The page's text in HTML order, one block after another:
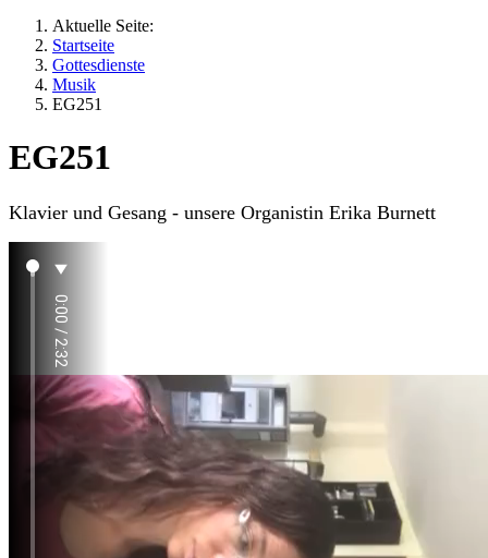
Aktuelle Seite:
Startseite
Gottesdienste
Musik
EG251
EG251
Klavier und Gesang - unsere Organistin Erika Burnett